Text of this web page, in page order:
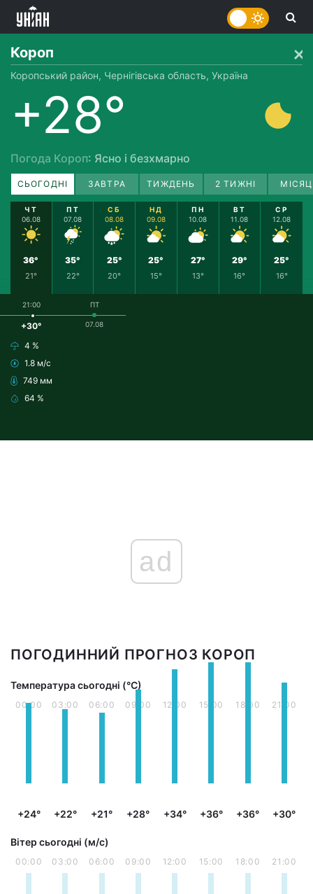
Короп
Коропський район, Чернігівська область, Україна
+28°
Погода Короп: Ясно і безхмарно
СЬОГОДНІ ЗАВТРА ТИЖДЕНЬ 2 ТИЖНІ
ЧТ
06.08
36°
21°
ПТ
07.08
35°
22°
СБ
08.08
25°
20°
НД
09.08
25°
15°
ПН
10.08
27°
13°
ВТ
11.08
29°
16°
СР
12.08
25°
16°
21:00
+30°
4 %
1.8 м/с
749 мм
64 %
ПТ
07.08
ad
ПОГОДИННИЙ ПРОГНОЗ КОРОП
Температура сьогодні (°С)
00:00
+24°
03:00
+22°
06:00
+21°
09:00
+28°
12:00
+34°
15:00
+36°
18:00
+36°
21:00
+30°
Вітер сьогодні (м/с)
00:00 03:00 06:00 09:00 12:00 15:00 18:00 21:00